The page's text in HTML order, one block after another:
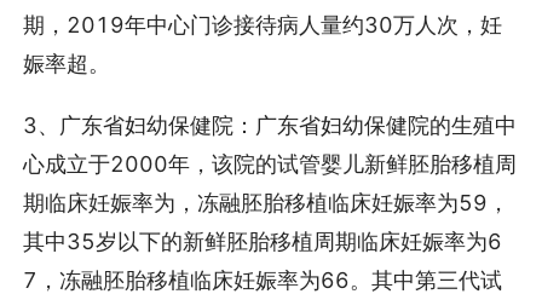
期，2019年中心门诊接待病人量约30万人次，妊
娠率超。
3、广东省妇幼保健院：广东省妇幼保健院的生殖中
心成立于2000年，该院的试管婴儿新鲜胚胎移植周
期临床妊娠率为，冻融胚胎移植临床妊娠率为59，
其中35岁以下的新鲜胚胎移植周期临床妊娠率为6
7，冻融胚胎移植临床妊娠率为66。其中第三代试